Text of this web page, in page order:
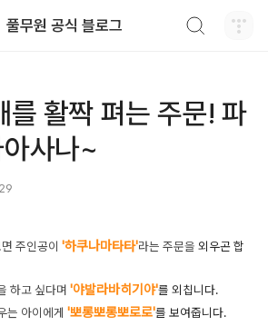
풀무원 공식 블로그
를 활짝 펴는 주문! 파
사나~
주인공이 '하쿠나마타타'라는 주문을 외우곤 합
하고 싶다며 '야발라바히기야'를 외칩니다.
는 아이에게 '뽀롱뽀롱뽀로로'를 보여줍니다.